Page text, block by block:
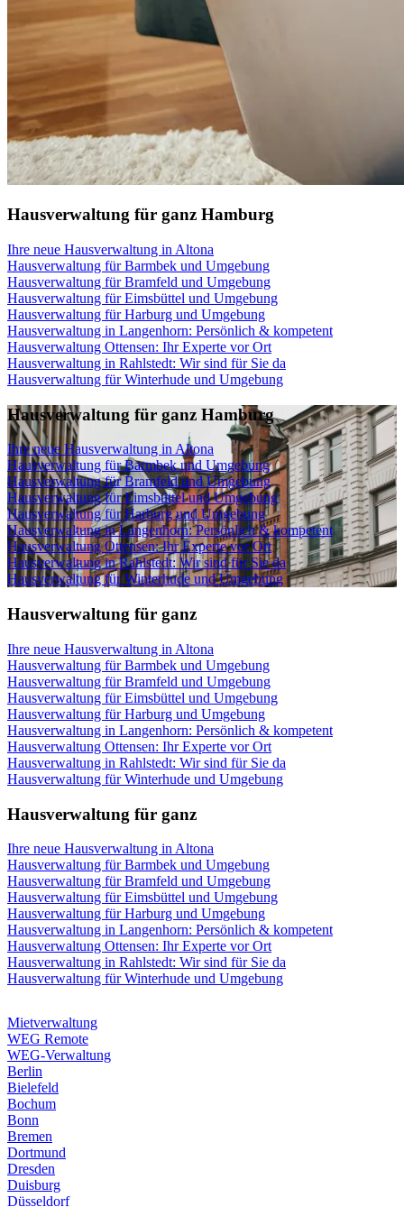
Hausverwaltung für ganz Hamburg
Ihre neue Hausverwaltung in Altona
Hausverwaltung für Barmbek und Umgebung
Hausverwaltung für Bramfeld und Umgebung
Hausverwaltung für Eimsbüttel und Umgebung
Hausverwaltung für Harburg und Umgebung
Hausverwaltung in Langenhorn: Persönlich & kompetent
Hausverwaltung Ottensen: Ihr Experte vor Ort
Hausverwaltung in Rahlstedt: Wir sind für Sie da
Hausverwaltung für Winterhude und Umgebung
Hausverwaltung für ganz Hamburg
Ihre neue Hausverwaltung in Altona
Hausverwaltung für Barmbek und Umgebung
Hausverwaltung für Bramfeld und Umgebung
Hausverwaltung für Eimsbüttel und Umgebung
Hausverwaltung für Harburg und Umgebung
Hausverwaltung in Langenhorn: Persönlich & kompetent
Hausverwaltung Ottensen: Ihr Experte vor Ort
Hausverwaltung in Rahlstedt: Wir sind für Sie da
Hausverwaltung für Winterhude und Umgebung
Hausverwaltung für ganz
Ihre neue Hausverwaltung in Altona
Hausverwaltung für Barmbek und Umgebung
Hausverwaltung für Bramfeld und Umgebung
Hausverwaltung für Eimsbüttel und Umgebung
Hausverwaltung für Harburg und Umgebung
Hausverwaltung in Langenhorn: Persönlich & kompetent
Hausverwaltung Ottensen: Ihr Experte vor Ort
Hausverwaltung in Rahlstedt: Wir sind für Sie da
Hausverwaltung für Winterhude und Umgebung
Hausverwaltung für ganz
Ihre neue Hausverwaltung in Altona
Hausverwaltung für Barmbek und Umgebung
Hausverwaltung für Bramfeld und Umgebung
Hausverwaltung für Eimsbüttel und Umgebung
Hausverwaltung für Harburg und Umgebung
Hausverwaltung in Langenhorn: Persönlich & kompetent
Hausverwaltung Ottensen: Ihr Experte vor Ort
Hausverwaltung in Rahlstedt: Wir sind für Sie da
Hausverwaltung für Winterhude und Umgebung
Mietverwaltung
WEG Remote
WEG-Verwaltung
Berlin
Bielefeld
Bochum
Bonn
Bremen
Dortmund
Dresden
Duisburg
Düsseldorf